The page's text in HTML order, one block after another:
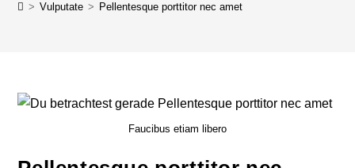
> Vulputate > Pellentesque porttitor nec amet
Faucibus etiam libero